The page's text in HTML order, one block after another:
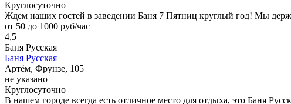
Круглосуточно
Ждем наших гостей в заведении Баня 7 Пятниц круглый год! Мы
от 50 до 1000 руб/час
4,5
Баня Русская
Баня Русская
Артём, Фрунзе, 105
не указано
Круглосуточно
В нашем городе всегда есть отличное место для отдыха, это Баня